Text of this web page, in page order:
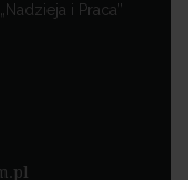
i Praca”